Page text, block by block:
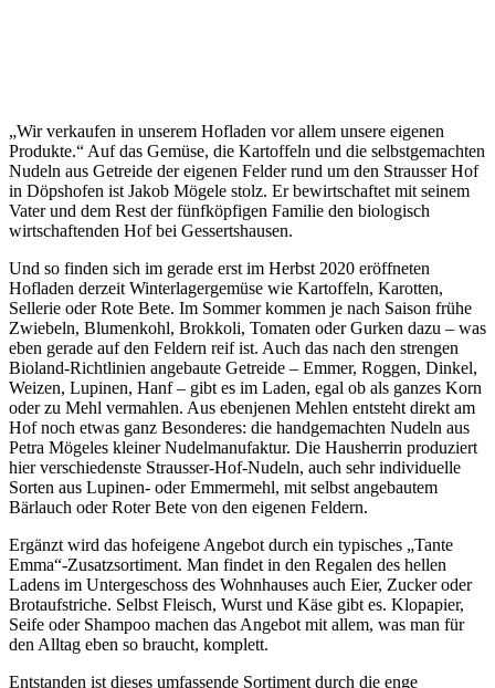
„Wir verkaufen in unserem Hofladen vor allem unsere eigenen
Produkte.“ Auf das Gemüse, die Kartoffeln und die selbstgemachten
Nudeln aus Getreide der eigenen Felder rund um den Strausser Hof
in Döpshofen ist Jakob Mögele stolz. Er bewirtschaftet mit seinem
Vater und dem Rest der fünfköpfigen Familie den biologisch
wirtschaftenden Hof bei Gessertshausen.
Und so finden sich im gerade erst im Herbst 2020 eröffneten
Hofladen derzeit Winterlagergemüse wie Kartoffeln, Karotten,
Sellerie oder Rote Bete. Im Sommer kommen je nach Saison frühe
Zwiebeln, Blumenkohl, Brokkoli, Tomaten oder Gurken dazu – was
eben gerade auf den Feldern reif ist. Auch das nach den strengen
Bioland-Richtlinien angebaute Getreide – Emmer, Roggen, Dinkel,
Weizen, Lupinen, Hanf – gibt es im Laden, egal ob als ganzes Korn
oder zu Mehl vermahlen. Aus ebenjenen Mehlen entsteht direkt am
Hof noch etwas ganz Besonderes: die handgemachten Nudeln aus
Petra Mögeles kleiner Nudelmanufaktur. Die Hausherrin produziert
hier verschiedenste Strausser-Hof-Nudeln, auch sehr individuelle
Sorten aus Lupinen- oder Emmermehl, mit selbst angebautem
Bärlauch oder Roter Bete von den eigenen Feldern.
Ergänzt wird das hofeigene Angebot durch ein typisches „Tante
Emma“-Zusatzsortiment. Man findet in den Regalen des hellen
Ladens im Untergeschoss des Wohnhauses auch Eier, Zucker oder
Brotaufstriche. Selbst Fleisch, Wurst und Käse gibt es. Klopapier,
Seife oder Shampoo machen das Angebot mit allem, was man für
den Alltag eben so braucht, komplett.
Entstanden ist dieses umfassende Sortiment durch die enge